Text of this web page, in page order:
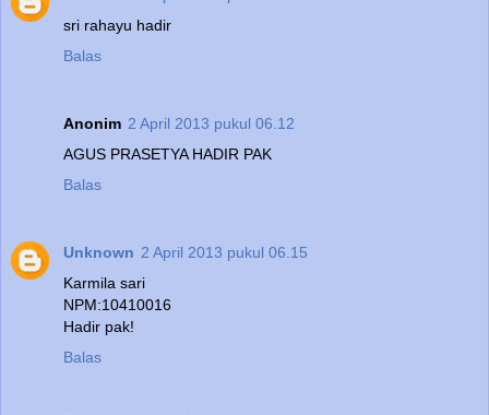
sri rahayu hadir
Balas
Anonim 2 April 2013 pukul 06.12
AGUS PRASETYA HADIR PAK
Balas
Unknown 2 April 2013 pukul 06.15
Karmila sari
NPM:10410016
Hadir pak!
Balas